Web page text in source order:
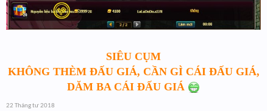
SIÊU CỤM
KHÔNG THÈM ĐẤU GIÁ, CẦN GÌ CÁI ĐẤU GIÁ,
DĂM BA CÁI ĐẤU GIÁ
22 Tháng tư 2018